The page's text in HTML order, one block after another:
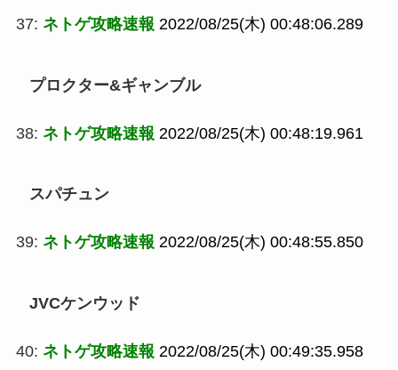
37: ネトゲ攻略速報 2022/08/25(木) 00:48:06.289
プロクター&ギャンブル
38: ネトゲ攻略速報 2022/08/25(木) 00:48:19.961
スパチュン
39: ネトゲ攻略速報 2022/08/25(木) 00:48:55.850
JVCケンウッド
40: ネトゲ攻略速報 2022/08/25(木) 00:49:35.958